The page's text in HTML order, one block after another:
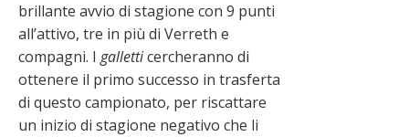
brillante avvio di stagione con 9 punti
all’attivo, tre in più di Verreth e
compagni. I galletticercheranno di
ottenere il primo successo in trasferta
di questo campionato, per riscattare
un inizio di stagione negativo che li